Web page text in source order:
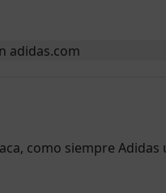
adidas.com
como siempre Adidas